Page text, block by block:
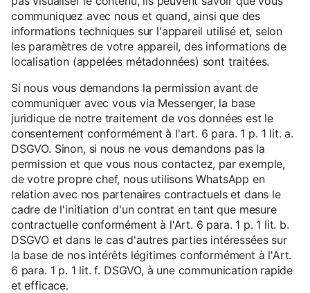
communiquez avec nous et quand, ainsi que des
informations techniques sur l'appareil utilisé et, selon
les paramètres de votre appareil, des informations de
localisation (appelées métadonnées) sont traitées.
Si nous vous demandons la permission avant de
communiquer avec vous via Messenger, la base
juridique de notre traitement de vos données est le
consentement conformément à l'art. 6 para. 1 p. 1 lit. a.
DSGVO. Sinon, si nous ne vous demandons pas la
permission et que vous nous contactez, par exemple,
de votre propre chef, nous utilisons WhatsApp en
relation avec nos partenaires contractuels et dans le
cadre de l'initiation d'un contrat en tant que mesure
contractuelle conformément à l'Art. 6 para. 1 p. 1 lit. b.
DSGVO et dans le cas d'autres parties intéressées sur
la base de nos intérêts légitimes conformément à l'Art.
6 para. 1 p. 1 lit. f. DSGVO, à une communication rapide
et efficace.